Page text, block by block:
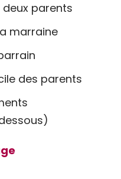
deux parents
marraine
des parents